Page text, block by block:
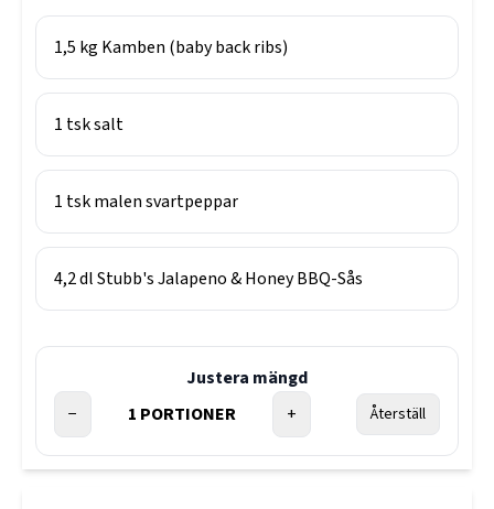
1,5 kg Kamben (baby back ribs)
1 tsksalt
1 tskmalen svartpeppar
4,2dlStubb's Jalapeno & Honey BBQ-Sås
Justera mängd
−
1 PORTIONER + Återställ